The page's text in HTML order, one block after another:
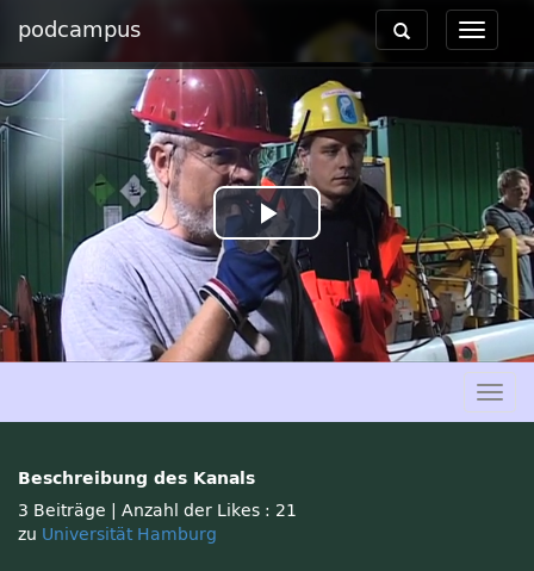
podcampus
Toggle
Toggle
navigation
Play
Video
Beschreibung des Kanals
3 Beiträge
Anzahl der Likes : 21
zu Universität Hamburg